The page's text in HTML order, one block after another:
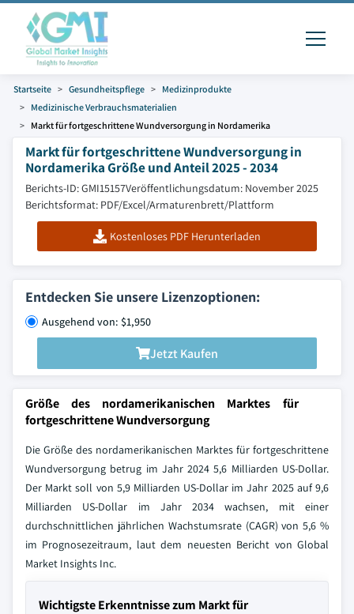
Startseite Gesundheitspflege
Medizinprodukte
Medizinische Verbrauchsmaterialien
Markt für fortgeschrittene Wundversorgung in Nordamerika
Markt für fortgeschrittene Wundversorgung in
Nordamerika Größe und Anteil 2025 - 2034
Berichts-ID: GMI15157Veröffentlichungsdatum: November 2025
Berichtsformat: PDF/Excel/Armaturenbrett/Plattform
Kostenloses PDF Herunterladen
Entdecken Sie unsere Lizenzoptionen:
Ausgehend von: $1,950
Jetzt Kaufen
Größe des nordamerikanischen Marktes für
fortgeschrittene Wundversorgung
Die Größe des nordamerikanischen Marktes für fortgeschrittene
Wundversorgung betrug im Jahr 2024 5,6 Milliarden US-Dollar.
Der Markt soll von 5,9 Milliarden US-Dollar im Jahr 2025 auf 9,6
Milliarden US-Dollar im Jahr 2034 wachsen, mit einer
durchschnittlichen jährlichen Wachstumsrate (CAGR) von 5,6 %
im Prognosezeitraum, laut dem neuesten Bericht von Global
Market Insights Inc.
Wichtigste Erkenntnisse zum Markt für